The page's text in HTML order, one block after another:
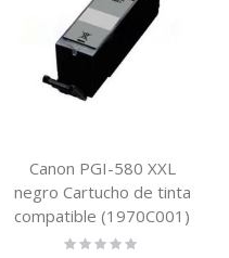
Canon PGI-580 XXL
negro Cartucho de tinta
compatible (1970C001)
Rating: